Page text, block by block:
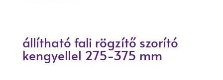
állítható fali rögzítő szorító
kengyellel 275-375 mm